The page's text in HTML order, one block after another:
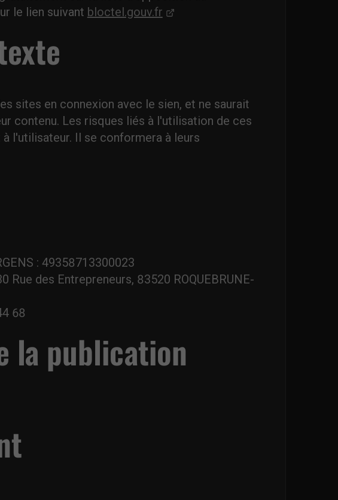
le lien suivant bloctel.gouv.fr
sites en connexion avec le sien, et ne saurait
contenu. Les risques liés à l'utilisation de ces
l'utilisateur. Il se conformera à leurs
: 49358713300023
Rue des Entrepreneurs, 83520 ROQUEBRUNE-
68
la publication